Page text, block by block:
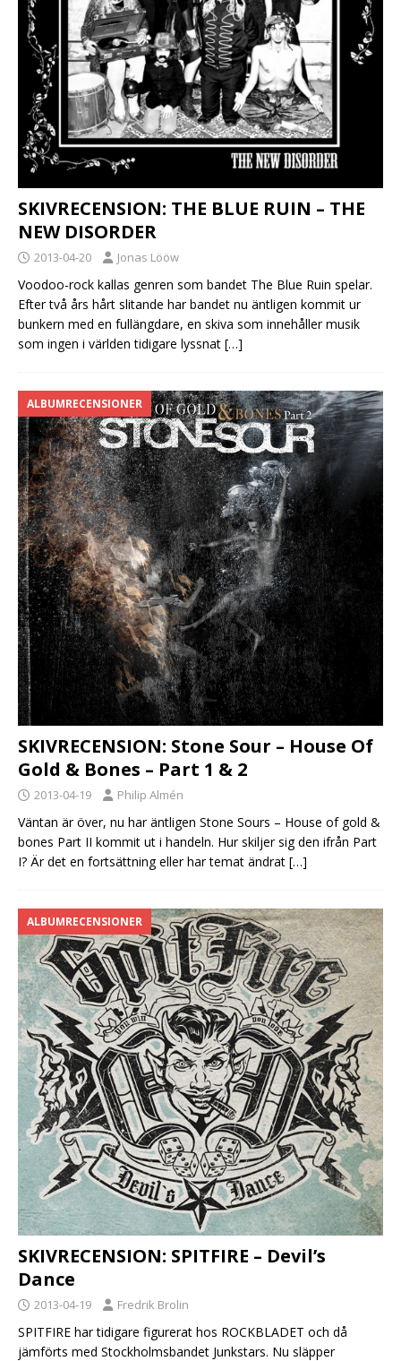
SKIVRECENSION: THE BLUE RUIN – THE
NEW DISORDER
2013-04-20 Jonas Lööw
Voodoo-rock kallas genren som bandet The Blue Ruin spelar.
Efter två års hårt slitande har bandet nu äntligen kommit ur
bunkern med en fullängdare, en skiva som innehåller musik
som ingen i världen tidigare lyssnat […]
ALBUMRECENSIONER
SKIVRECENSION: Stone Sour – House Of
Gold & Bones – Part 1 & 2
2013-04-19 Philip Almén
Väntan är över, nu har äntligen Stone Sours – House of gold &
bones Part II kommit ut i handeln. Hur skiljer sig den ifrån Part
I? Är det en fortsättning eller har temat ändrat […]
ALBUMRECENSIONER
SKIVRECENSION: SPITFIRE – Devil’s
Dance
2013-04-19 Fredrik Brolin
SPITFIRE har tidigare figurerat hos ROCKBLADET och då
jämförts med Stockholmsbandet Junkstars. Nu släpper